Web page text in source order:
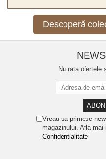
Descoperă
Nu rata ofertele
Vreau sa primesc
magazinului. Afla mai
Confidentialitate